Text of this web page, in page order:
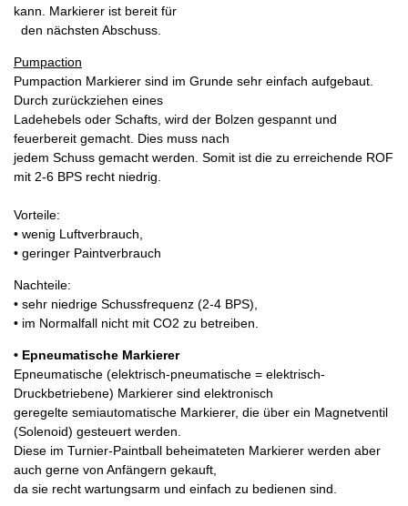
kann. Markierer ist bereit für
den nächsten Abschuss.
Pumpaction
Pumpaction Markierer sind im Grunde sehr einfach aufgebaut.
Durch zurückziehen eines
Ladehebels oder Schafts, wird der Bolzen gespannt und
feuerbereit gemacht. Dies muss nach
jedem Schuss gemacht werden. Somit ist die zu erreichende ROF
mit 2-6 BPS recht niedrig.
Vorteile:
• wenig Luftverbrauch,
• geringer Paintverbrauch
Nachteile:
• sehr niedrige Schussfrequenz (2-4 BPS),
• im Normalfall nicht mit CO2 zu betreiben.
• Epneumatische Markierer
Epneumatische (elektrisch-pneumatische = elektrisch-
Druckbetriebene) Markierer sind elektronisch
geregelte semiautomatische Markierer, die über ein Magnetventil
(Solenoid) gesteuert werden.
Diese im Turnier-Paintball beheimateten Markierer werden aber
auch gerne von Anfängern gekauft,
da sie recht wartungsarm und einfach zu bedienen sind.